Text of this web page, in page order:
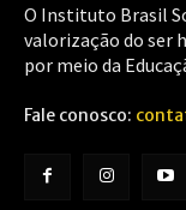
O Instituto Brasil
valorização do ser
por meio da
Fale conosco: